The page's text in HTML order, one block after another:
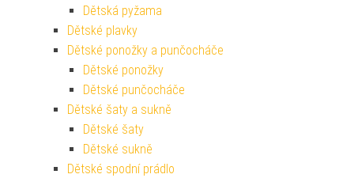
Dětská pyžama
Dětské plavky
Dětské ponožky a punčocháče
Dětské ponožky
Dětské punčocháče
Dětské šaty a sukně
Dětské šaty
Dětské sukně
Dětské spodní prádlo